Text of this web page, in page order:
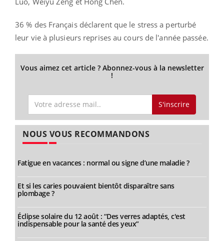
36 % des Français déclarent que le stress a perturbé
leur vie à plusieurs reprises au cours de l'année passée.
Vous aimez cet article ? Abonnez-vous à la newsletter
!
S'inscrire
NOUS VOUS RECOMMANDONS
Fatigue en vacances : normal ou signe d’une maladie ?
Et si les caries pouvaient bientôt disparaître sans
plombage ?
Éclipse solaire du 12 août : “Des verres adaptés, c'est
indispensable pour la santé des yeux”